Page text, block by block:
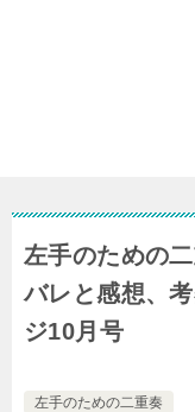
左手のための
バレと感想、
ジ10月号
左手のための二重奏